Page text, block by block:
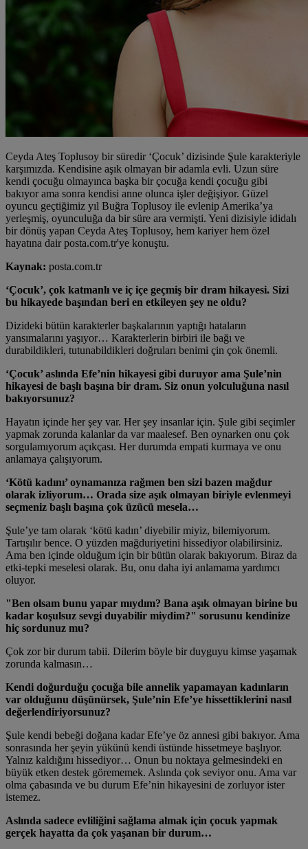
Ceyda Ateş Toplusoy bir süredir ‘Çocuk’ dizisinde Şule karakteriyle
karşımızda. Kendisine aşık olmayan bir adamla evli. Uzun süre
kendi çocuğu olmayınca başka bir çocuğa kendi çocuğu gibi
bakıyor ama sonra kendisi anne olunca işler değişiyor. Güzel
oyuncu geçtiğimiz yıl Buğra Toplusoy ile evlenip Amerika’ya
yerleşmiş, oyunculuğa da bir süre ara vermişti. Yeni dizisiyle ididalı
bir dönüş yapan Ceyda Ateş Toplusoy, hem kariyer hem özel
hayatına dair posta.com.tr'ye konuştu.
Kaynak: posta.com.tr
‘Çocuk’, çok katmanlı ve iç içe geçmiş bir dram hikayesi. Sizi
bu hikayede başından beri en etkileyen şey ne oldu?
Dizideki bütün karakterler başkalarının yaptığı hataların
yansımalarını yaşıyor… Karakterlerin birbiri ile bağı ve
durabildikleri, tutunabildikleri doğruları benimi çin çok önemli.
‘Çocuk’ aslında Efe’nin hikayesi gibi duruyor ama Şule’nin
hikayesi de başlı başına bir dram. Siz onun yolculuğuna nasıl
bakıyorsunuz?
Hayatın içinde her şey var. Her şey insanlar için. Şule gibi seçimler
yapmak zorunda kalanlar da var maalesef. Ben oynarken onu çok
sorgulamıyorum açıkçası. Her durumda empati kurmaya ve onu
anlamaya çalışıyorum.
‘Kötü kadını’ oynamanıza rağmen ben sizi bazen mağdur
olarak izliyorum… Orada size aşık olmayan biriyle evlenmeyi
seçmeniz başlı başına çok üzücü mesela…
Şule’ye tam olarak ‘kötü kadın’ diyebilir miyiz, bilemiyorum.
Tartışılır bence. O yüzden mağduriyetini hissediyor olabilirsiniz.
Ama ben içinde olduğum için bir bütün olarak bakıyorum. Biraz da
etki-tepki meselesi olarak. Bu, onu daha iyi anlamama yardımcı
oluyor.
"Ben olsam bunu yapar mıydım? Bana aşık olmayan birine bu
kadar koşulsuz sevgi duyabilir miydim?" sorusunu kendinize
hiç sordunuz mu?
Çok zor bir durum tabii. Dilerim böyle bir duyguyu kimse yaşamak
zorunda kalmasın…
Kendi doğurduğu çocuğa bile annelik yapamayan kadınların
var olduğunu düşünürsek, Şule’nin Efe’ye hissettiklerini nasıl
değerlendiriyorsunuz?
Şule kendi bebeği doğana kadar Efe’ye öz annesi gibi bakıyor. Ama
sonrasında her şeyin yükünü kendi üstünde hissetmeye başlıyor.
Yalnız kaldığını hissediyor… Onun bu noktaya gelmesindeki en
büyük etken destek görememek. Aslında çok seviyor onu. Ama var
olma çabasında ve bu durum Efe’nin hikayesini de zorluyor ister
istemez.
Aslında sadece evliliğini sağlama almak için çocuk yapmak
gerçek hayatta da çok yaşanan bir durum…